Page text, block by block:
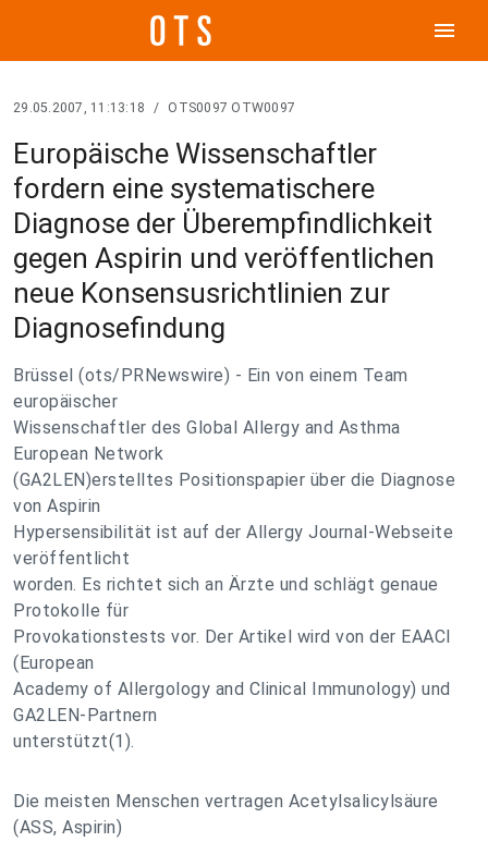
menu
29.05.2007, 11:13:18 / OTS0097 OTW0097
Europäische Wissenschaftler
fordern eine systematischere
Diagnose der Überempfindlichkeit
gegen Aspirin und veröffentlichen
neue Konsensusrichtlinien zur
Diagnosefindung
Brüssel (ots/PRNewswire) - Ein von einem Team
europäischer
Wissenschaftler des Global Allergy and Asthma
European Network
(GA2LEN)erstelltes Positionspapier über die Diagnose
von Aspirin
Hypersensibilität ist auf der Allergy Journal-Webseite
veröffentlicht
worden. Es richtet sich an Ärzte und schlägt genaue
Protokolle für
Provokationstests vor. Der Artikel wird von der EAACI
(European
Academy of Allergology and Clinical Immunology) und
GA2LEN-Partnern
unterstützt(1).
Die meisten Menschen vertragen Acetylsalicylsäure
(ASS, Aspirin)